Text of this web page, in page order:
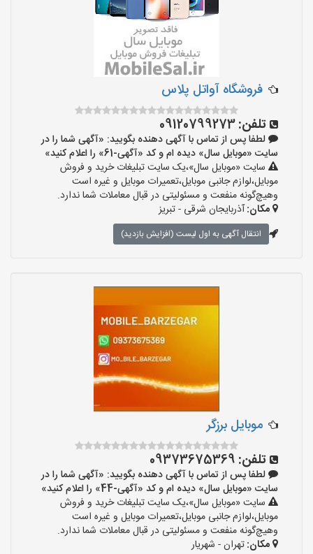
فروشگاه آواتل پلاس
تلفن:09120799273
لطفا پس از تماس با آگهی دهنده بگویید: «آگهی شما را در
سایت «موبایل سال» دیده ام و کد «آگهی-61» را اعلام کنید»
سایت «موبایل سال»،یک سایت تبلیغات خرید و فروش
موبایل،لوازم جانبی موبایل،تعمیرات موبایل و غیره است
وهیچ‌گونه منفعت و مسئولیتی در قبال معاملات شما ندارد.
مکان:آذربایجان شرقی - تبریز
انتقال آگهی به اول لیست (افزایش بازدید)
موبایل برزگر
تلفن: 09373675369
لطفا پس از تماس با آگهی دهنده بگویید: «آگهی شما را در
سایت «موبایل سال» دیده ام و کد «آگهی-44» را اعلام کنید»
سایت «موبایل سال»،یک سایت تبلیغات خرید و فروش
موبایل،لوازم جانبی موبایل،تعمیرات موبایل و غیره است
وهیچ‌گونه منفعت و مسئولیتی در قبال معاملات شما ندارد.
مکان:تهران - شهریار